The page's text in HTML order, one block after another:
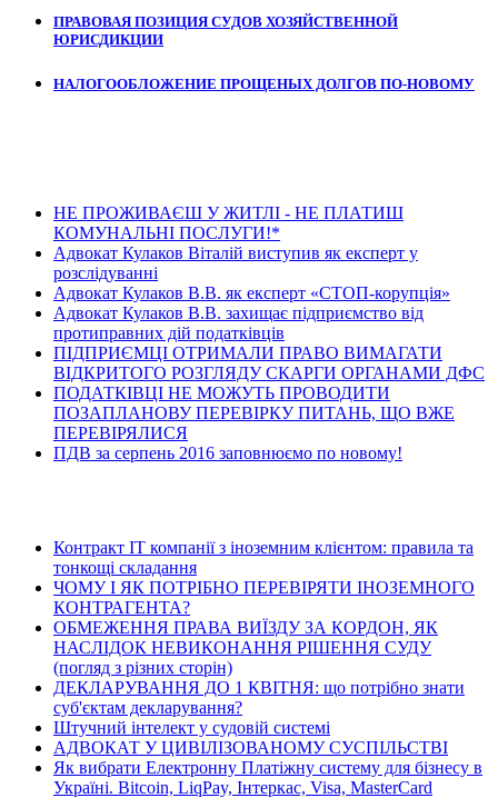
ПРАВОВАЯ ПОЗИЦИЯ СУДОВ ХОЗЯЙСТВЕННОЙ
ЮРИСДИКЦИИ
НАЛОГООБЛОЖЕНИЕ ПРОЩЕНЫХ ДОЛГОВ ПО-НОВОМУ
НЕ ПРОЖИВАЄШ У ЖИТЛІ - НЕ ПЛАТИШ
КОМУНАЛЬНІ ПОСЛУГИ!*
Адвокат Кулаков Віталій виступив як експерт у
розслідуванні
Адвокат Кулаков В.В. як експерт «СТОП-корупція»
Адвокат Кулаков В.В. захищає підприємство від
протиправних дій податківців
ПІДПРИЄМЦІ ОТРИМАЛИ ПРАВО ВИМАГАТИ
ВІДКРИТОГО РОЗГЛЯДУ СКАРГИ ОРГАНАМИ ДФС
ПОДАТКІВЦІ НЕ МОЖУТЬ ПРОВОДИТИ
ПОЗАПЛАНОВУ ПЕРЕВІРКУ ПИТАНЬ, ЩО ВЖЕ
ПЕРЕВІРЯЛИСЯ
ПДВ за серпень 2016 заповнюємо по новому!
Контракт ІТ компанії з іноземним клієнтом: правила та
тонкощі складання
ЧОМУ І ЯК ПОТРІБНО ПЕРЕВІРЯТИ ІНОЗЕМНОГО
КОНТРАГЕНТА?
ОБМЕЖЕННЯ ПРАВА ВИЇЗДУ ЗА КОРДОН, ЯК
НАСЛІДОК НЕВИКОНАННЯ РІШЕННЯ СУДУ
(погляд з різних сторін)
ДЕКЛАРУВАННЯ ДО 1 КВІТНЯ: що потрібно знати
суб'єктам декларування?
Штучний інтелект у судовій системі
АДВОКАТ У ЦИВІЛІЗОВАНОМУ СУСПІЛЬСТВІ
Як вибрати Електронну Платіжну систему для бізнесу в
Україні. Bitcoin, LiqPay, Інтеркас, Visa, MasterCard